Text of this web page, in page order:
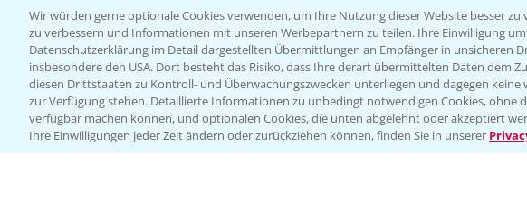
Bis
Wir würden gerne optionale Cookies verwenden, um Ihre Nutzung dieser Website besser zu
zu verbessern und Informationen mit unseren Werbepartnern zu teilen. Ihre Einwilligung
Datenschutzerklärung im Detail dargestellten Übermittlungen an Empfänger in unsicheren
insbesondere den USA. Dort besteht das Risiko, dass Ihre derart übermittelten Daten dem
diesen Drittstaaten zu Kontroll- und Überwachungszwecken unterliegen und dagegen keine
zur Verfügung stehen. Detaillierte Informationen zu unbedingt notwendigen Cookies, ohne
verfügbar machen können, und optionalen Cookies, die unten abgelehnt oder akzeptiert
Ihre Einwilligungen jeder Zeit ändern oder zurückziehen können, finden Sie in unserer